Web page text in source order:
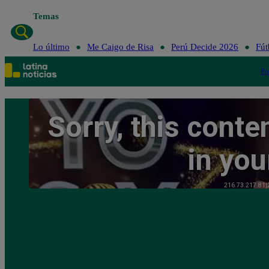
Temas
Lo último Me Caigo de Risa Perú Decide 2026